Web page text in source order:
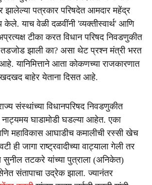
झालेल्या पत्रकार परिषदेत आमदार महेंद्र
केले. याच वेळी दळवींनी 'व्यक्तीस्वार्थ' आणि
टीका करत विधान परिषद निवडणुकीत
तडजोड झाली का? असा थेट प्रश्न मंत्री भरत
आहे. यानिमित्ताने आता कोकणच्या राजकारणात
खदखद बाहेर येताना दिसत आहे.
संस्थांच्या विधानपरिषद निवडणुकीत
नाट्यमय घाडामोडी घडल्या आहेत. एका
महाविकास आघाडीच कमालीची रस्सी खेच
ही जागा राष्ट्रवादीच्या वाट्याला गेली तर
सुनील तटकरे यांच्या पुत्राला (अनिकेत)
संतापाचा उद्रेक झाला. ज्यानंतर